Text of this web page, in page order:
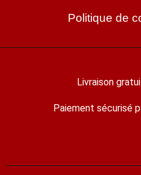
Politique de
Livraison
Paiement sécurisé